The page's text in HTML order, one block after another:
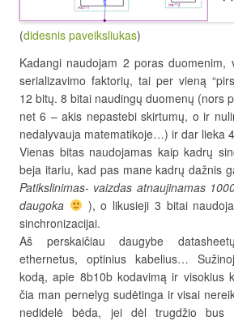
(didesnis paveiksliukas)
Kadangi naudojam 2 poras
serializavimo faktorių, tai per vieną
12 bitų. 8 bitai naudingų duomenų (nors
net 6 – akis nepastebi skirtumų, o ir
nedalyvauja matematikoje…) ir dar lieka
Vienas bitas naudojamas kaip kadrų
beja itariu, kad pas mane kadrų dažnis
Patikslinimas- vaizdas atnaujinamas
daugoka
), o likusieji 3 bitai
sinchronizacijai.
Aš perskaičiau daugybe
ethernetus, optinius kabelius…
kodą, apie 8b10b kodavimą ir visokius
čia man pernelyg sudėtinga ir visai
nedidelė bėda, jei dėl trugdžio bus